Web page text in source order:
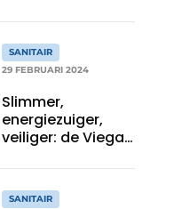
SANITAIR
29 FEBRUARI 2024
Slimmer,
energiezuiger,
veiliger: de Viega
SANITAIR